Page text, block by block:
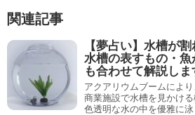
関連記事
【夢占い】水槽が
水槽の表すもの・
も合わせて解説しま
アクアリウムブームによ
商業施設で水槽を見かけ
色透明な水の中を優雅に泳